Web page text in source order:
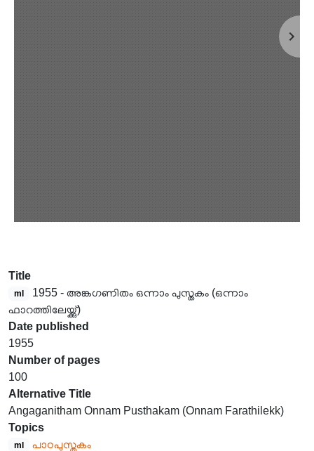
Title
ml
1955 - അങ്കഗണിതം ഒന്നാം പുസ്തകം (ഒന്നാം
ഫാറത്തിലേയ്ക്കു്)
Date published
1955
Number of pages
100
Alternative Title
Angaganitham Onnam Pusthakam (Onnam Farathilekk)
Topics
ml പാഠപുസ്തകം